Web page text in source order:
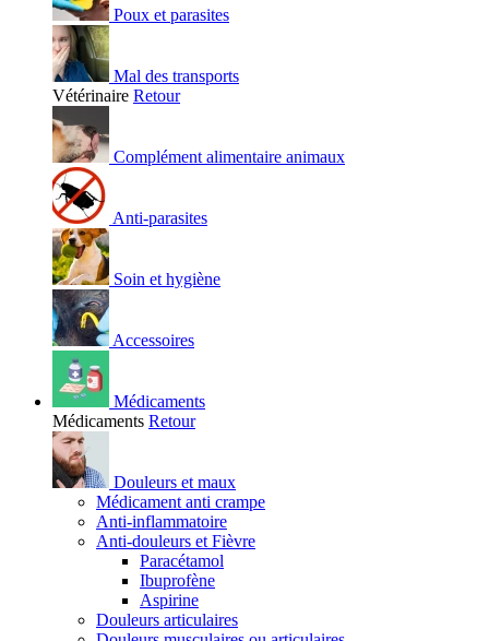
Poux et parasites
Mal des transports
Vétérinaire Retour
Complément alimentaire animaux
Anti-parasites
Soin et hygiène
Accessoires
Médicaments
Médicaments Retour
Douleurs et maux
Médicament anti crampe
Anti-inflammatoire
Anti-douleurs et Fièvre
Paracétamol
Ibuprofène
Aspirine
Douleurs articulaires